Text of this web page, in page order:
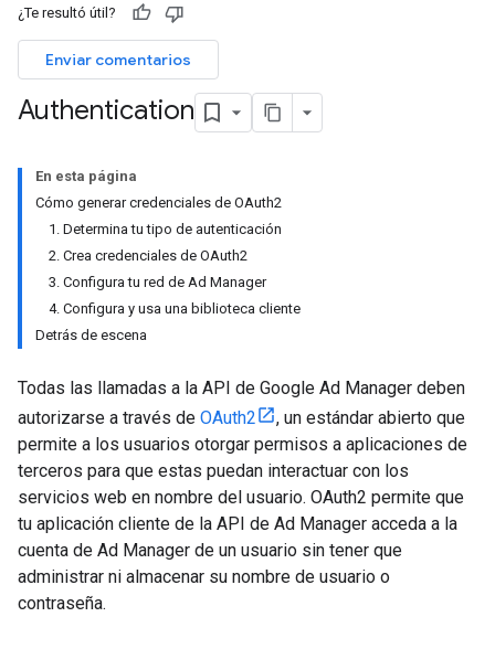
¿Te resultó útil?
Enviar comentarios
Authentication
En esta página
Cómo generar credenciales de OAuth2
1. Determina tu tipo de autenticación
2. Crea credenciales de OAuth2
3. Configura tu red de Ad Manager
4. Configura y usa una biblioteca cliente
Detrás de escena
Todas las llamadas a la API de Google Ad Manager deben
autorizarse a través de OAuth2
, un estándar abierto que
permite a los usuarios otorgar permisos a aplicaciones de
terceros para que estas puedan interactuar con los
servicios web en nombre del usuario. OAuth2 permite que
tu aplicación cliente de la API de Ad Manager acceda a la
cuenta de Ad Manager de un usuario sin tener que
administrar ni almacenar su nombre de usuario o
contraseña.